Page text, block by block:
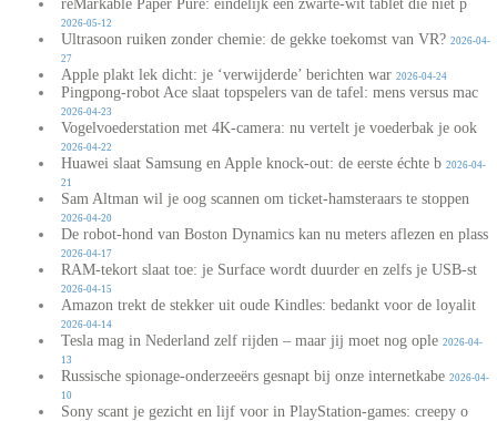
reMarkable Paper Pure: eindelijk een zwarte-wit tablet die niet p
2026-05-12
Ultrasoon ruiken zonder chemie: de gekke toekomst van VR? 2026-04-
27
Apple plakt lek dicht: je ‘verwijderde’ berichten war 2026-04-24
Pingpong-robot Ace slaat topspelers van de tafel: mens versus mac
2026-04-23
Vogelvoederstation met 4K-camera: nu vertelt je voederbak je ook
2026-04-22
Huawei slaat Samsung en Apple knock-out: de eerste échte b 2026-04-
21
Sam Altman wil je oog scannen om ticket-hamsteraars te stoppen
2026-04-20
De robot-hond van Boston Dynamics kan nu meters aflezen en plass
2026-04-17
RAM-tekort slaat toe: je Surface wordt duurder en zelfs je USB-st
2026-04-15
Amazon trekt de stekker uit oude Kindles: bedankt voor de loyalit
2026-04-14
Tesla mag in Nederland zelf rijden – maar jij moet nog ople 2026-04-
13
Russische spionage-onderzeeërs gesnapt bij onze internetkabe 2026-04-
10
Sony scant je gezicht en lijf voor in PlayStation-games: creepy o